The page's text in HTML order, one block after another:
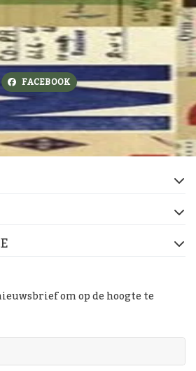
FACEBOOK
om op de hoogte te